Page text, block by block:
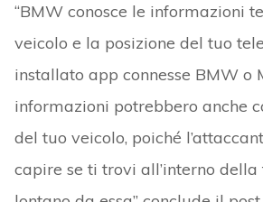
“BMW conosce le informazioni
veicolo e la posizione del tuo
installato app connesse BMW o
informazioni potrebbero anche
del tuo veicolo, poiché
capire se ti trovi all’interno